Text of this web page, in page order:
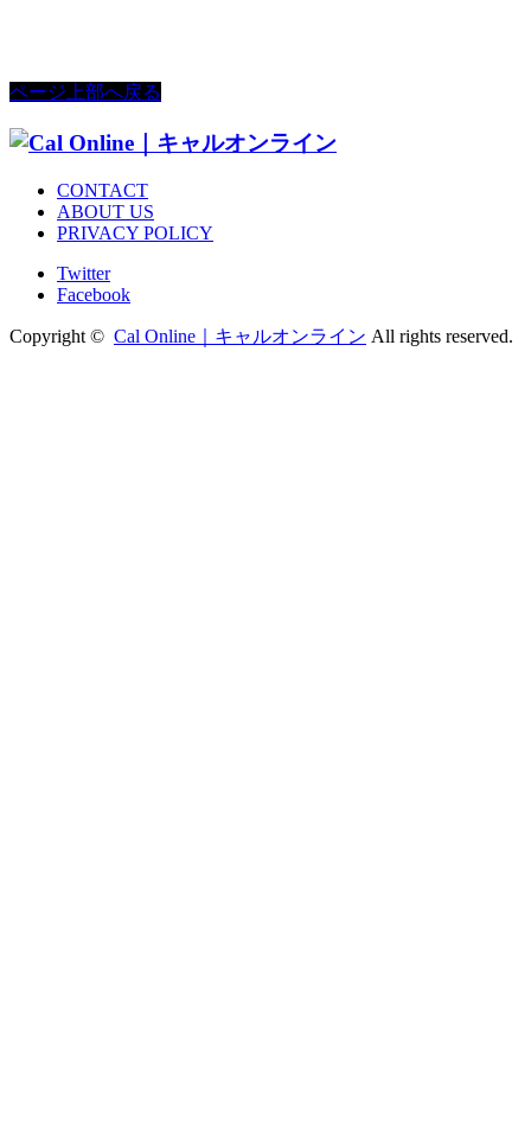
ページ上部へ戻る
CONTACT
ABOUT US
PRIVACY POLICY
Twitter
Facebook
Copyright © Cal Online｜キャルオンライン All rights reserved.